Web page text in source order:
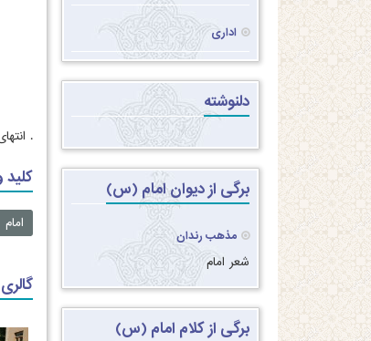
اداری
دلنوشته
برگی از دیوان امام (س)
مذهب رندان
شعر امام
برگی از کلام امام (س)
.
کلید
امام